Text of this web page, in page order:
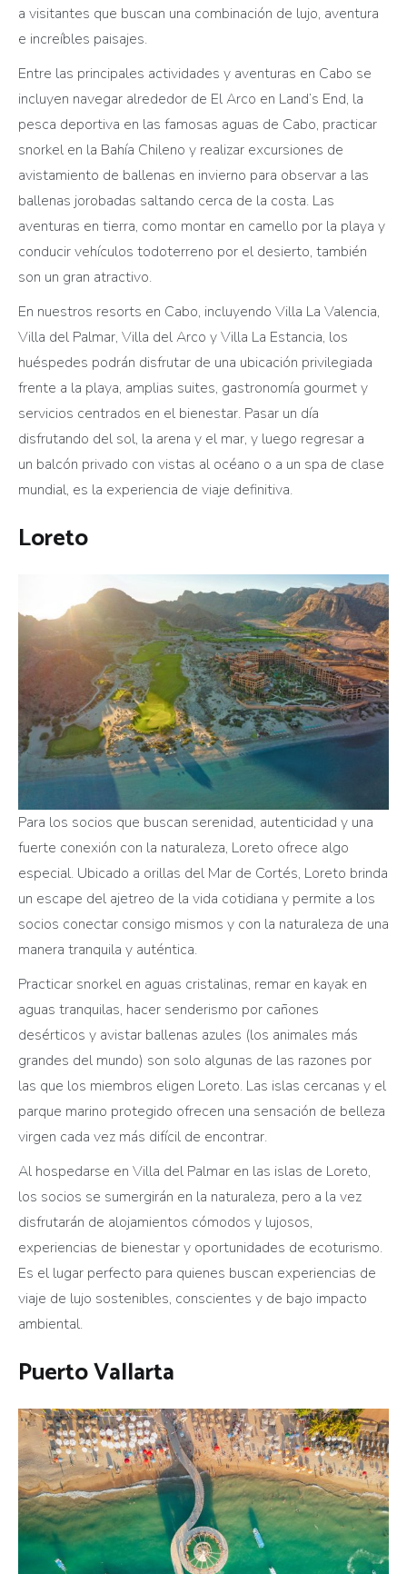
a visitantes que buscan una combinación de lujo, aventura
e increíbles paisajes.
Entre las principales actividades y aventuras en Cabo se
incluyen navegar alrededor de El Arco en Land’s End, la
pesca deportiva en las famosas aguas de Cabo, practicar
snorkel en la Bahía Chileno y realizar excursiones de
avistamiento de ballenas en invierno para observar a las
ballenas jorobadas saltando cerca de la costa. Las
aventuras en tierra, como montar en camello por la playa y
conducir vehículos todoterreno por el desierto, también
son un gran atractivo.
En nuestros resorts en Cabo, incluyendo Villa La Valencia,
Villa del Palmar, Villa del Arco y Villa La Estancia, los
huéspedes podrán disfrutar de una ubicación privilegiada
frente a la playa, amplias suites, gastronomía gourmet y
servicios centrados en el bienestar. Pasar un día
disfrutando del sol, la arena y el mar, y luego regresar a
un balcón privado con vistas al océano o a un spa de clase
mundial, es la experiencia de viaje definitiva.
Loreto
Para los socios que buscan serenidad, autenticidad y una
fuerte conexión con la naturaleza, Loreto ofrece algo
especial. Ubicado a orillas del Mar de Cortés, Loreto brinda
un escape del ajetreo de la vida cotidiana y permite a los
socios conectar consigo mismos y con la naturaleza de una
manera tranquila y auténtica.
Practicar snorkel en aguas cristalinas, remar en kayak en
aguas tranquilas, hacer senderismo por cañones
desérticos y avistar ballenas azules (los animales más
grandes del mundo) son solo algunas de las razones por
las que los miembros eligen Loreto. Las islas cercanas y el
parque marino protegido ofrecen una sensación de belleza
virgen cada vez más difícil de encontrar.
Al hospedarse en Villa del Palmar en las islas de Loreto,
los socios se sumergirán en la naturaleza, pero a la vez
disfrutarán de alojamientos cómodos y lujosos,
experiencias de bienestar y oportunidades de ecoturismo.
Es el lugar perfecto para quienes buscan experiencias de
viaje de lujo sostenibles, conscientes y de bajo impacto
ambiental.
Puerto Vallarta